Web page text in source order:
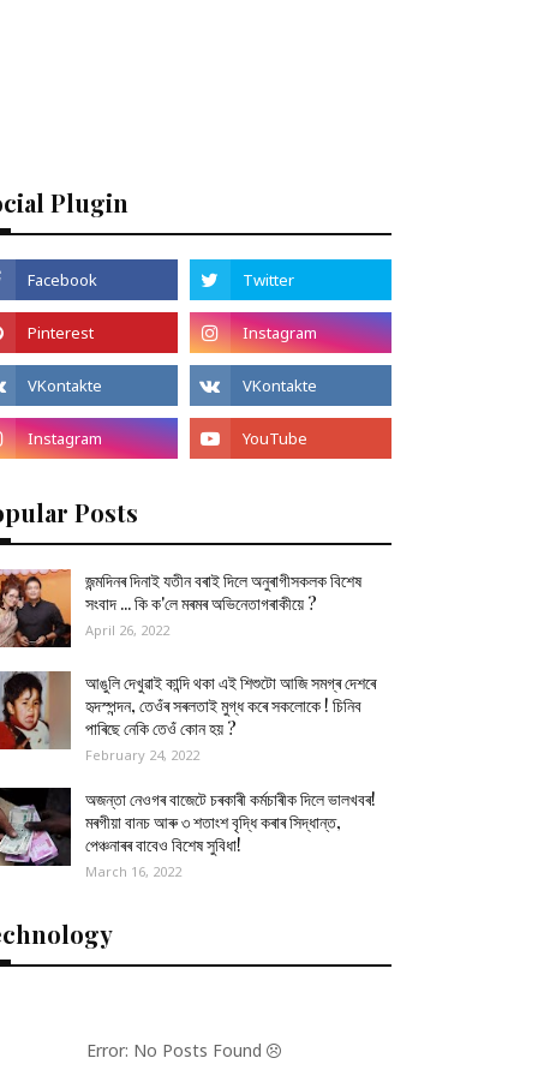
Plugin
Posts
জন্মদিনৰ দিনাই যতীন বৰাই দিলে অনুৰাগীসকলক বিশেষ
সংবাদ ... কি ক'লে মৰমৰ অভিনেতাগৰাকীয়ে ?
April 26, 2022
আঙুলি দেখুৱাই কান্দি থকা এই শিশুটো আজি সমগ্ৰ দেশৰে
হৃদস্পন্দন, তেওঁৰ সৰলতাই মুগ্ধ কৰে সকলোকে ! চিনিব
পাৰিছে নেকি তেওঁ কোন হয় ?
February 24, 2022
অজন্তা নেওগৰ বাজেটে চৰকাৰী কৰ্মচাৰীক দিলে ভালখবৰ!
মৰগীয়া বানচ আৰু ৩ শতাংশ বৃদ্ধি কৰাৰ সিদ্ধান্ত,
পেঞ্চনাৰৰ বাবেও বিশেষ সুবিধা!
March 16, 2022
Error: No Posts Found